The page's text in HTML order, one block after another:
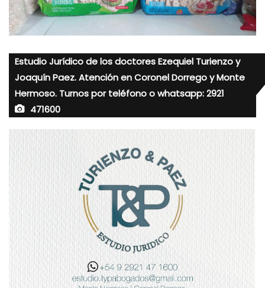
Estudio Jurídico de los doctores Ezequiel Turienzo y
Joaquín Paez. Atención en Coronel Dorrego y Monte
Hermoso. Turnos por teléfono o whatsapp: 2921
471600